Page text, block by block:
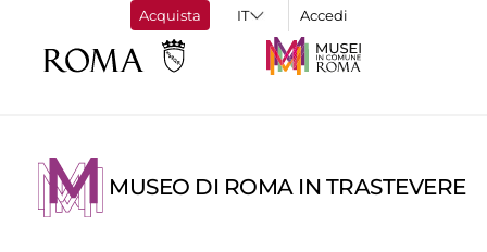
Acquista Accedi
MUSEO DI ROMA IN TRASTEVERE